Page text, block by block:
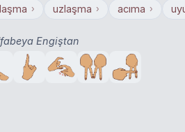
› uzlaşma › acıma ›
Engiştan